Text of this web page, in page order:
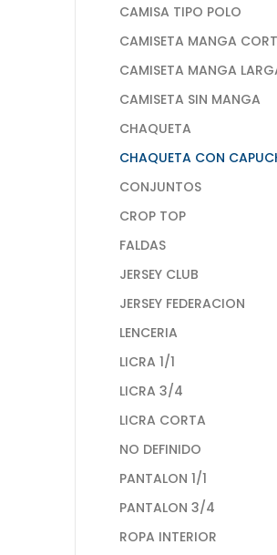
CAMISA TIPO POLO
CAMISETA MANGA
CAMISETA MANGA
CAMISETA SIN MANGA
CHAQUETA
CHAQUETA CON
CONJUNTOS
CROP TOP
FALDAS
JERSEY CLUB
JERSEY FEDERACION
LENCERIA
LICRA 1/1
LICRA 3/4
LICRA CORTA
NO DEFINIDO
PANTALON 1/1
PANTALON 3/4
ROPA INTERIOR